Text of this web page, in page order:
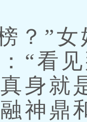
”女
“看
身就
神鼎